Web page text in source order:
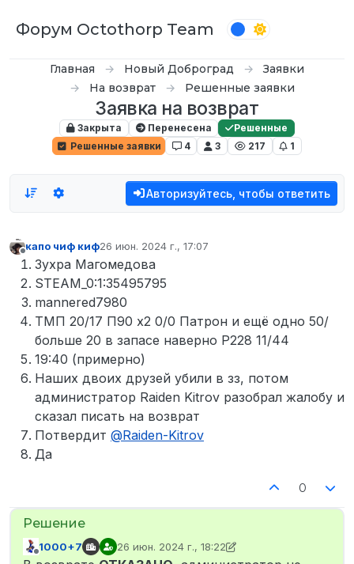
Форум Octothorp Team
Главная Новый Доброград
Заявки
На возврат
Решенные заявки
Заявка на возврат
Закрыта Перенесена
Решенные
Решенные заявки
4 3 217 1
Авторизуйтесь, чтобы ответить
Не в сети
капо чиф киф26 июн. 2024 г., 17:07
отредактировано
Зухра Магомедова
STEAM_0:1:35495795
mannered7980
ТМП 20/17 П90 x2 0/0 Патрон и ещё одно 50/
больше 20 в запасе наверно P228 11/44
19:40 (примерно)
Наших двоих друзей убили в зз, потом
администратор Raiden Kitrov разобрал жалобу и
сказал писать на возврат
Потвердит @Raiden-Kitrov
Да
0
Не в сети
1000+7 26 июн. 2024 г., 18:22
отредактировано 1000+7